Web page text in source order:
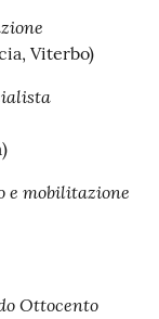
Viterbo)
e mobilitazione
Ottocento